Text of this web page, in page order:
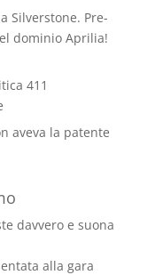
Silverstone. Pre-
dominio Aprilia!
411
aveva la patente
davvero e suona
alla gara